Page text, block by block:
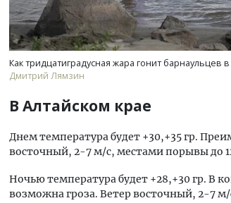
Как тридцатиградусная жара гонит барнаульцев
Дмитрий Лямзин
В Алтайском крае
Днем температура будет +30,+35 гр.
восточный, 2-7 м/с, местами порывы до
Ночью температура будет +28,+30 гр. В
возможна гроза. Ветер восточный, 2-7
Смелость архитектурных идей.
Генеральный директор компании
ЗИАС — об эстетике городов,
трендах в фасадах и развитии рынка
СТРОИТЕЛЬСТВО